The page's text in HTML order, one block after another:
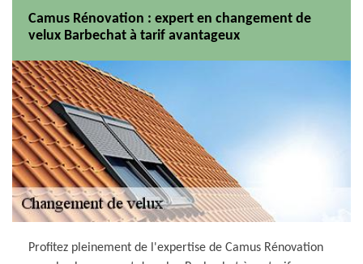
Camus Rénovation : expert en changement de
velux Barbechat à tarif avantageux
Profitez pleinement de l'expertise de Camus Rénovation